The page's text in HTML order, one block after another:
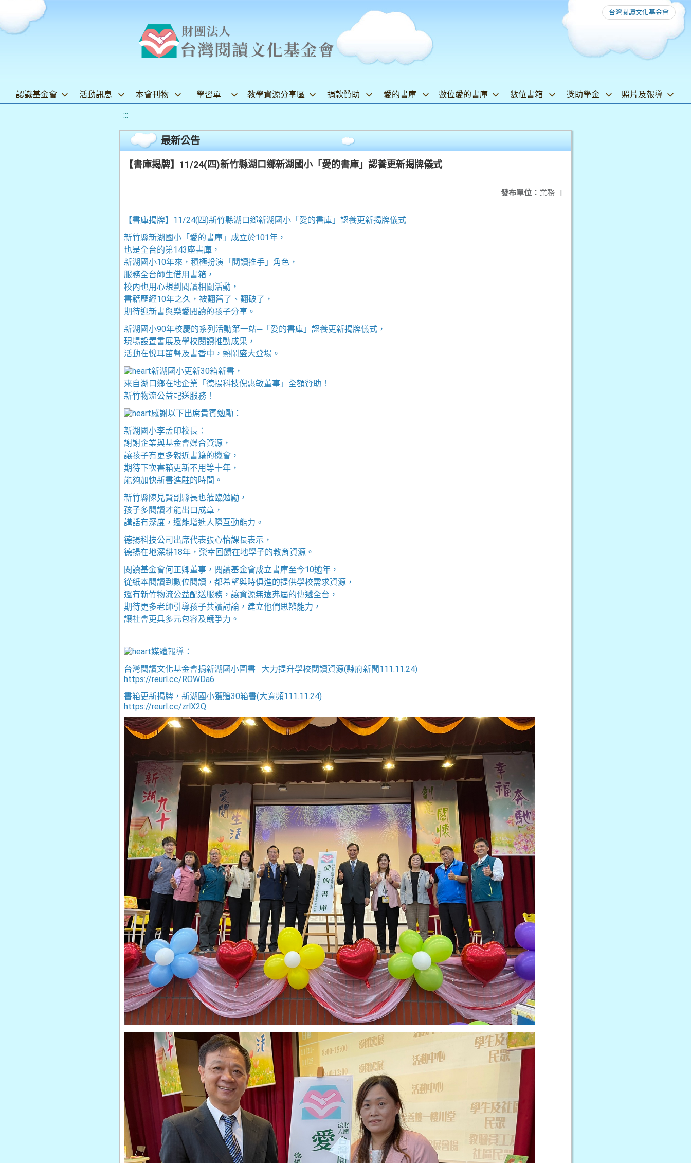
台灣閱讀文化基金會
認識基金會 活動訊息 本會刊物 學習單 教學資源分享區 捐款贊助 愛的書庫 數位愛的書庫 數位書箱 獎助學金 照片及報導
:::
最新公告
【書庫揭牌】11/24(四)新竹縣湖口鄉新湖國小「愛的書庫」認養更新揭牌儀式
發布單位： 業務 |
【書庫揭牌】11/24(四)新竹縣湖口鄉新湖國小「愛的書庫」認養更新揭牌儀式
新竹縣新湖國小「愛的書庫」成立於101年，
也是全台的第143座書庫，
新湖國小10年來，積極扮演「閱讀推手」角色，
服務全台師生借用書箱，
校內也用心規劃閱讀相關活動，
書籍歷經10年之久，被翻舊了、翻破了，
期待迎新書與樂愛閱讀的孩子分享。
新湖國小90年校慶的系列活動第一站─「愛的書庫」認養更新揭牌儀式，
現場設置書展及學校閱讀推動成果，
活動在悅耳笛聲及書香中，熱鬧盛大登場。
新湖國小更新30箱新書，
來自湖口鄉在地企業「德揚科技倪惠敏董事」全額贊助！
新竹物流公益配送服務！
感謝以下出席貴賓勉勵：
新湖國小李孟印校長：
謝謝企業與基金會媒合資源，
讓孩子有更多親近書籍的機會，
期待下次書箱更新不用等十年，
能夠加快新書進駐的時間。
新竹縣陳見賢副縣長也蒞臨勉勵，
孩子多閱讀才能出口成章，
講話有深度，還能增進人際互動能力。
德揚科技公司出席代表張心怡課長表示，
德揚在地深耕18年，榮幸回饋在地學子的教育資源。
閱讀基金會何正卿董事，閱讀基金會成立書庫至今10逾年，
從紙本閱讀到數位閱讀，都希望與時俱進的提供學校需求資源，
還有新竹物流公益配送服務，讓資源無遠弗屆的傳遞全台，
期待更多老師引導孩子共讀討論，建立他們思辨能力，
讓社會更具多元包容及競爭力。
媒體報導：
台灣閱讀文化基金會捐新湖國小圖書 大力提升學校閱讀資源(縣府新聞111.11.24)
https://reurl.cc/ROWDa6
書箱更新揭牌，新湖國小獲贈30箱書(大寬頻111.11.24)
https://reurl.cc/zrlX2Q